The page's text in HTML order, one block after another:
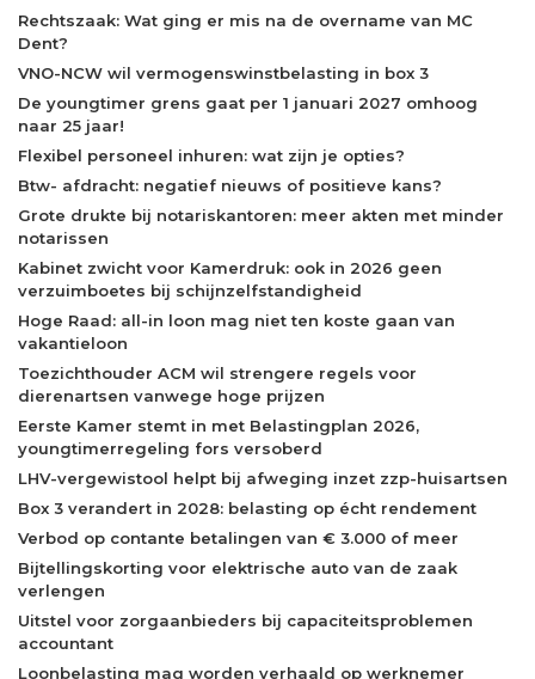
Rechtszaak: Wat ging er mis na de overname van MC
Dent?
VNO-NCW wil vermogenswinstbelasting in box 3
De youngtimer grens gaat per 1 januari 2027 omhoog
naar 25 jaar!
Flexibel personeel inhuren: wat zijn je opties?
Btw- afdracht: negatief nieuws of positieve kans?
Grote drukte bij notariskantoren: meer akten met minder
notarissen
Kabinet zwicht voor Kamerdruk: ook in 2026 geen
verzuimboetes bij schijnzelfstandigheid
Hoge Raad: all-in loon mag niet ten koste gaan van
vakantieloon
Toezichthouder ACM wil strengere regels voor
dierenartsen vanwege hoge prijzen
Eerste Kamer stemt in met Belastingplan 2026,
youngtimerregeling fors versoberd
LHV-vergewistool helpt bij afweging inzet zzp-huisartsen
Box 3 verandert in 2028: belasting op écht rendement
Verbod op contante betalingen van € 3.000 of meer
Bijtellingskorting voor elektrische auto van de zaak
verlengen
Uitstel voor zorgaanbieders bij capaciteitsproblemen
accountant
Loonbelasting mag worden verhaald op werknemer